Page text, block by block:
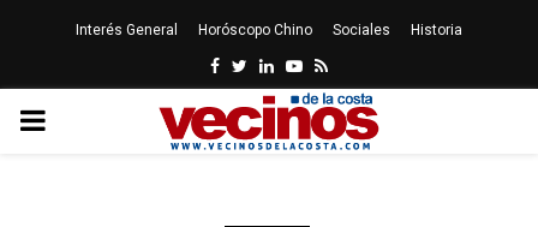
Interés General Horóscopo Chino Sociales Historia
Facebook
Twitter
LinkedinYoutube
Rss
PRIMARY